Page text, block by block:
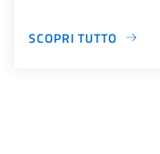
SCOPRI TUTTO